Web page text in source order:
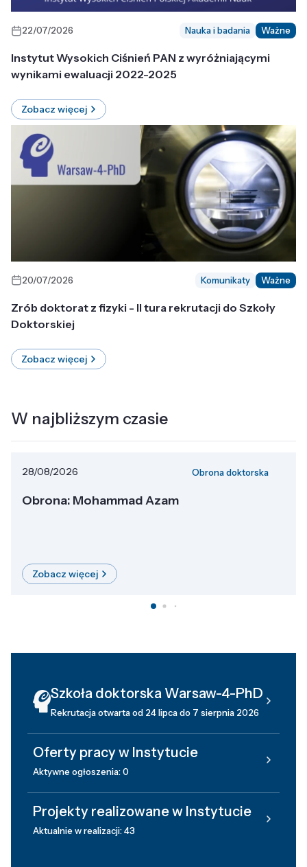
22/07/2026 Nauka i badania Ważne
Instytut Wysokich Ciśnień PAN z wyróżniającymi
wynikami ewaluacji 2022-2025
Zobacz więcej
20/07/2026 Komunikaty Ważne
Zrób doktorat z fizyki - II tura rekrutacji do Szkoły
Doktorskiej
Zobacz więcej
W najbliższym czasie
28/08/2026 Obrona doktorska
Obrona: Mohammad Azam
Zobacz więcej
Szkoła doktorska Warsaw-4-PhD
Rekrutacja otwarta od 24 lipca do 7 sierpnia 2026
Oferty pracy w Instytucie
Aktywne ogłoszenia: 0
Projekty realizowane w Instytucie
Aktualnie w realizacji: 43